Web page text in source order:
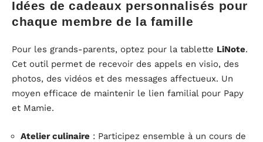
Idées de cadeaux personnalisés pour
chaque membre de la famille
Pour les grands-parents, optez pour la tablette LiNote.
Cet outil permet de recevoir des appels en visio, des
photos, des vidéos et des messages affectueux. Un
moyen efficace de maintenir le lien familial pour Papy
et Mamie.
Atelier culinaire : Participez ensemble à un cours de